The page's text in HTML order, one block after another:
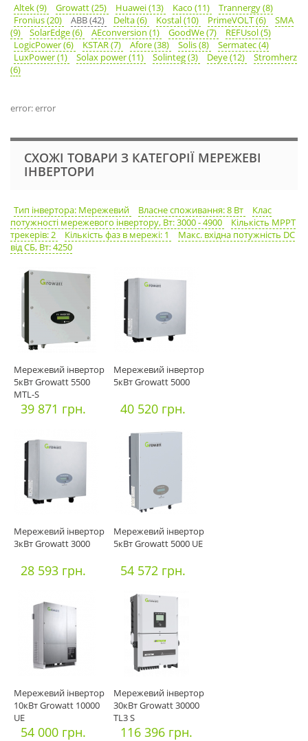
Altek (9) Growatt (25) Huawei (13) Kaco (11)
Trannergy (8)
Fronius (20)
ABB (42) Delta (6) Kostal (10) PrimeVOLT (6)
SMA
(9)
SolarEdge (6) AEconversion (1) GoodWe (7)
REFUsol (5)
LogicPower (6)
KSTAR (7) Afore (38) Solis (8)
Sermatec (4)
LuxPower (1)
Solax power (11) Solinteg (3) Deye (12)
Stromherz
(6)
error: error
СХОЖІ ТОВАРИ З КАТЕГОРІЇ МЕРЕЖЕВІ
ІНВЕРТОРИ
Тип інвертора: Мережевий Власне споживання: 8 Вт
Клас
потужності мережевого інвертору, Вт: 3000 - 4900
Кількість MPPT
трекерів: 2
Кількість фаз в мережі: 1
Макс. вхідна потужність DC
від СБ, Вт: 4250
Мережевий інвертор
5кВт Growatt 5500
MTL-S
39 871 грн.
Мережевий інвертор
5кВт Growatt 5000
40 520 грн.
Мережевий інвертор
3кВт Growatt 3000
28 593 грн.
Мережевий інвертор
5кВт Growatt 5000 UE
54 572 грн.
Мережевий інвертор
10кВт Growatt 10000
UE
54 000 грн.
Мережевий інвертор
30кВт Growatt 30000
TL3 S
116 396 грн.